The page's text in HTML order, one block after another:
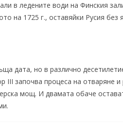
в ледените води на Финския
на 1725 г., оставяйки Русия без
дата, но в различно
III започва процеса на отваряне
мощ. И двамата обаче